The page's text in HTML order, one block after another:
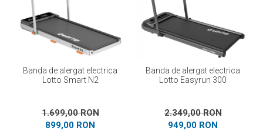
Banda de alergat electrica
Lotto Smart N2
1.699,00 RON
899,00 RON
Banda de alergat electrica
Lotto Easyrun 300
2.349,00 RON
949,00 RON